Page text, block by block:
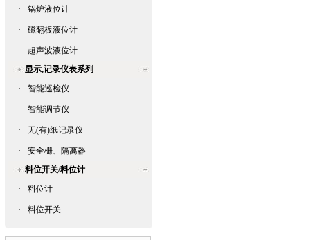
· 锅炉液位计
· 磁翻板液位计
·
超声波液位计
显示,记录仪表系列
·
智能巡检仪
· 智能调节仪
· 无(有)纸记录仪
·
安全栅、隔离器
料位开关/料位计
·
料位计
· 料位开关